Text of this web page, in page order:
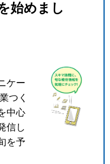
始めまし
ケー
つく
中心
信し
を予